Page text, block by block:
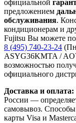
официальной
предложением
обслуживания.
кондиционерам и
Fujitsu Вы можете
8 (495) 740-23-24
ASYG36KMTA /
возможностью
официального
Доставка и оплата:
России —
самовывоз.
карты Visa и